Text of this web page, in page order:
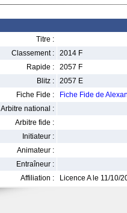
Titre :
Classement :
2014 F
Rapide :
2057 F
Blitz :
2057 E
Fiche Fide :
Fiche Fide de
Arbitre national :
Arbitre fide :
Initiateur :
Animateur :
Entraîneur :
Affiliation :
Licence A le 11/10/